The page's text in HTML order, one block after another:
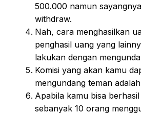
500.000 namun
withdraw.
Nah, cara menghasilkan
penghasil uang yang
lakukan dengan
Komisi yang akan kamu
mengundang teman
Apabila kamu bisa
sebanyak 10 orang